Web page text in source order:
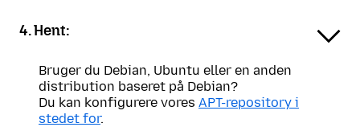
4. Hent:
Bruger du Debian, Ubuntu eller en anden
distribution baseret på Debian?
Du kan konfigurere vores APT-repository i
stedet for.